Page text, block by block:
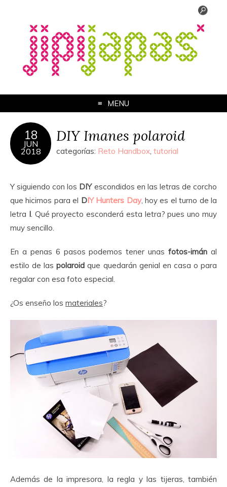
MENU
18
JUN
2018
DIY Imanes polaroid
categorías: Reto Handbox, tutorial
Y siguiendo con los DIYescondidos en las letras de corcho
que hicimos para el DIY Hunters Day, hoy es el turno de la
letra I. Qué proyecto esconderá esta letra? pues uno muy
muy sencillo.
En a penas 6 pasos podemos tener unasfotos-imán al
estilo de laspolaroid que quedarán genial en casa o para
regalar con esa foto especial.
¿Os enseño los materiales?
Además de la impresora, la regla y las tijeras, también